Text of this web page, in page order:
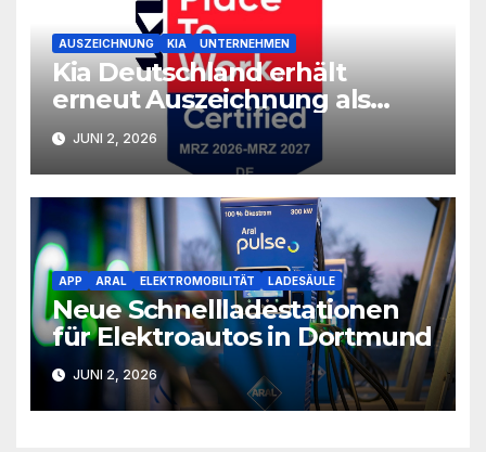
AUSZEICHNUNG KIA UNTERNEHMEN
Kia Deutschland erhält
erneut Auszeichnung als
großartiger Arbeitgeber
JUNI 2, 2026
APP ARAL ELEKTROMOBILITÄT LADESÄULE
Neue Schnellladestationen
für Elektroautos in Dortmund
JUNI 2, 2026